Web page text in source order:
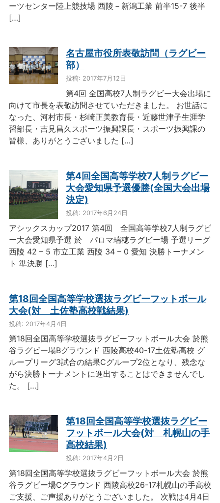
ーツセンター陸上競技場 西陵－新潟工業 前半15-7 後半
[…]
名古屋市役所表敬訪問（ラグビー
部）
投稿: 2017年7月12日
第4回 全国高校7人制ラグビー大会出場に
向けて市長を表敬訪問させていただきました。 お世話に
なった、河村市長・杉崎正美教育長・近藤世津子生涯学
習部長・吉見昌久スポーツ振興課長・スポーツ振興課の
皆様、ありがとうございました […]
第4回全国高等学校7人制ラグビー
大会愛知県予選優勝(全国大会出場
決定)
投稿: 2017年6月24日
アシックスカップ2017 第4回 全国高等学校7人制ラグビ
ー大会愛知県予選 於 パロマ瑞穂ラグビー場 予選リーグ
西陵 42 – 5 市立工業 西陵 34 – 0 愛知 決勝トーナメン
ト 準決勝 […]
第18回全国高等学校選抜ラグビーフットボール
大会(対 土佐塾高校戦結果)
投稿: 2017年4月4日
第18回全国高等学校選抜ラグビーフットボール大会 於熊
谷ラグビー場Bグラウンド 西陵高校40-17土佐塾高校 グ
ループリーグ3試合の結果Cグループ2位となり、残念な
がら決勝トーナメントに進出することはできませんでし
た。 […]
第18回全国高等学校選抜ラグビー
フットボール大会(対 札幌山の手
高校結果)
投稿: 2017年4月2日
第18回全国高等学校選抜ラグビーフットボール大会 於熊
谷ラグビー場Cグラウンド 西陵高校26-17札幌山の手高校
ご支援、ご声援ありがとうございました。 次戦は4月4日